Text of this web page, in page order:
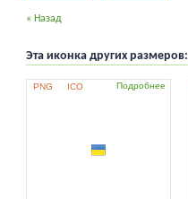
« Назад
Эта иконка других размеров:
PNG ICO Подробнее